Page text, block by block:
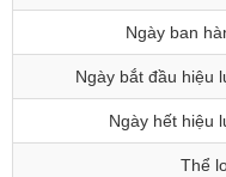
Ngày ban
Ngày bắt đầu hiệu
Ngày hết hiệu
Thể